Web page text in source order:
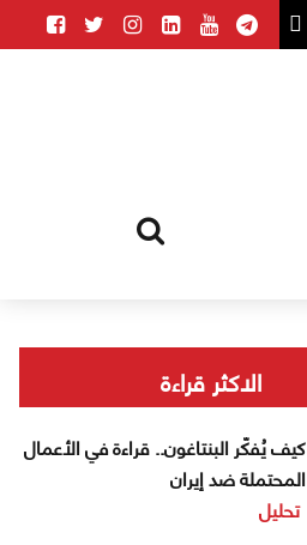
الاكثر قراءة
كيف يُفكّر البنتاغون.. قراءة في الأعمال
المحتملة ضد إيران
تحليل